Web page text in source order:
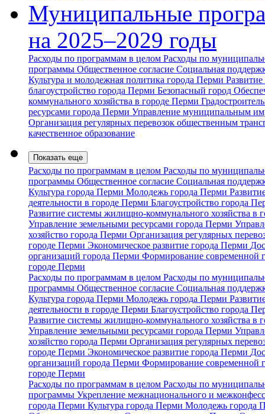
Муниципальные
на 2025–2029 годы
Расходы по программам в целом Расходы по
программы Общественное согласие Социальная
Культура и молодежная политика города Перми
благоустройство города Перми Безопасный город
коммунального хозяйства в городе Перми
ресурсами города Перми Управление муниципальным
Организация регулярных перевозок общественным
качественное образование
Показать еще
Расходы по программам в целом Расходы по
программы Общественное согласие Социальная
Культура города Перми Молодежь города Перми
деятельности в городе Перми Благоустройство города
Развитие системы жилищно-коммунального хозяйства в
Управление земельными ресурсами города Перми
хозяйство города Перми Организация регулярных
городе Перми Экономическое развитие города Перми
организаций города Перми Формирование современной
городе Перми
Расходы по программам в целом Расходы по
программы Общественное согласие Социальная
Культура города Перми Молодежь города Перми
деятельности в городе Перми Благоустройство города
Развитие системы жилищно-коммунального хозяйства в
Управление земельными ресурсами города Перми
хозяйство города Перми Организация регулярных
городе Перми Экономическое развитие города Перми
организаций города Перми Формирование современной
городе Перми
Расходы по программам в целом Расходы по
программы Укрепление межнационального и
города Перми Культура города Перми Молодежь города